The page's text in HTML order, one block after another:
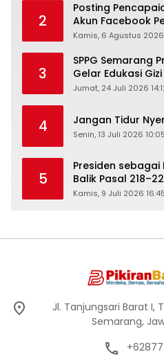
2
Posting
Akun Facebook
Rembang
Kamis, 6 Agustus 2026
3
SPPG Semarang
Gelar Edukasi
Peringati Hari
Jumat, 24 Juli 2026
4 Jangan Tidur
Senin, 13 Juli 2026 10:05
5
Presiden sebagai
Balik Pasal
Kamis, 9 Juli 2026 16:45
Jl. Tanjungsari Barat I,
Semarang,